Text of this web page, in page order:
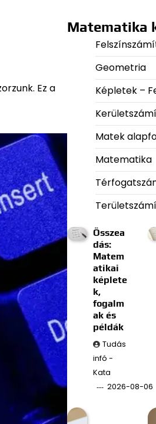
Ez a
Matematika
Geometria
Képletek –
Matek
Matematika
Összea
dás:
Matem
atikai
képlete
k,
fogalm
ak és
példák
Tudás
infó -
Kata
2026-08-06